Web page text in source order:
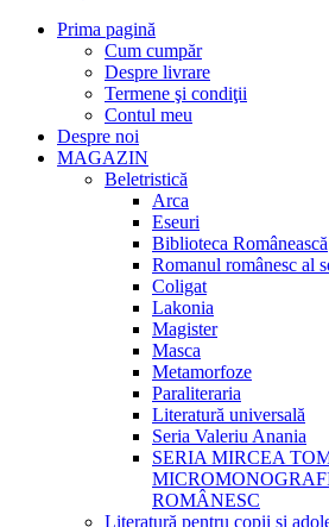
Prima pagină
Cum cumpăr
Despre livrare
Termene şi condiţii
Contul meu
Despre noi
MAGAZIN
Beletristică
Arca
Eseuri
Biblioteca Românească
Romanul românesc al
Coligat
Lakonia
Magister
Masca
Metamorfoze
Paraliteraria
Literatură universală
Seria Valeriu Anania
SERIA MIRCEA
ROMÂNESC
Literatură pentru copii şi